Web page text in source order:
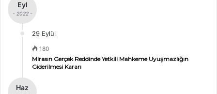
Eyl
- 2022 -
29 Eylül
180
Mirasın Gerçek Reddinde Yetkili Mahkeme Uyuşmazlığın
Giderilmesi Kararı
Haz